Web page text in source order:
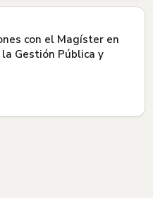
con el Magíster en
Gestión Pública y